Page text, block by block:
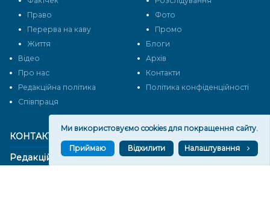
КОНТАКТИ
Редакційний відділ:
Право
Фото
Перерва на каву
Промо
Життя
Блоги
Відео
Архів
Про нас
Контакти
Редакційна політика
Політика конфіденційності
Cпівпраця
Ми використовуємо cookies для покращення сайту.
Приймаю Відхилити Налаштування